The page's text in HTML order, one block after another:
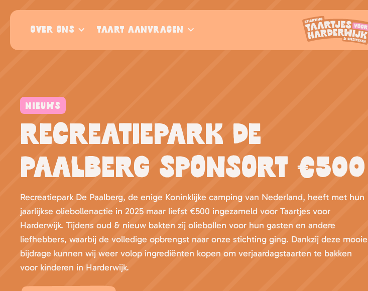
OVER ONS TAART AANVRAGEN
NIEUWS
Recreatiepark de
Paalberg sponsort €500
Recreatiepark De Paalberg, de enige Koninklijke camping van Nederland, heeft met hun
jaarlijkse oliebollenactie in 2025 maar liefst €500 ingezameld voor Taartjes voor
Harderwijk. Tijdens oud & nieuw bakten zij oliebollen voor hun gasten en andere
liefhebbers, waarbij de volledige opbrengst naar onze stichting ging. Dankzij deze mooie
bijdrage kunnen wij weer volop ingrediënten kopen om verjaardagstaarten te bakken
voor kinderen in Harderwijk.